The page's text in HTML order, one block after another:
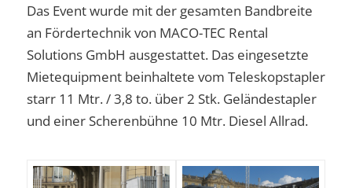
Das Event wurde mit der gesamten Bandbreite
an Fördertechnik von MACO-TEC Rental
Solutions GmbH ausgestattet. Das eingesetzte
Mietequipment beinhaltete vom Teleskopstapler
starr 11 Mtr. / 3,8 to. über 2 Stk. Geländestapler
und einer Scherenbühne 10 Mtr. Diesel Allrad.